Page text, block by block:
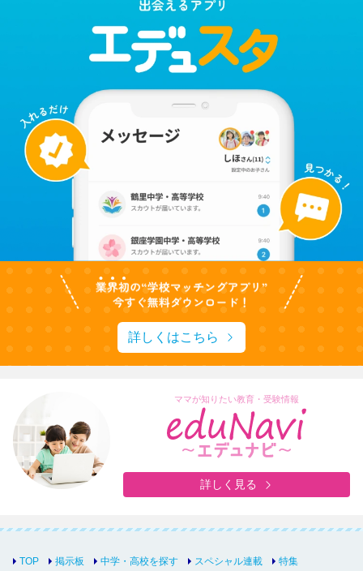
詳しくはこちら
ママが知りたい教育・受験情報
詳しく見る
TOP 掲示板 中学・高校を探す スペシャル連載 特集